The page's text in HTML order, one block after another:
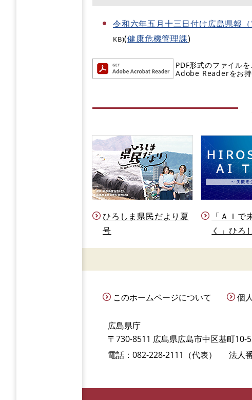
令和六年五月十三日付け広島県報
KB)(健康危機管理課)
PDF形式のファイル
Adobe Readerをお持
ひろしま県民だより夏
号
「ＡＩで
く」ひろ
このホームページについて 個
広島県庁
〒730-8511 広島県広島市中区基町10-
電話：082-228-2111（代表）
法人